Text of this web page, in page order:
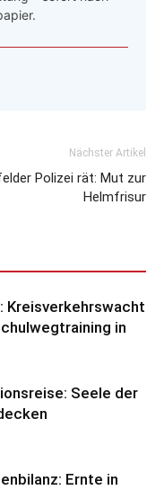
Nächster Artikel
Polizei rät: Mut zur
Helmfrisur
Kreisverkehrswacht
in
Seele der
Ernte in